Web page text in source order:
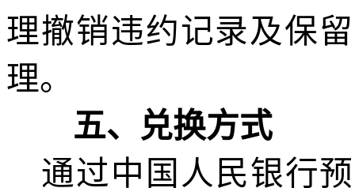
理撤销违约记录及保
理。
五、兑换方式
通过中国人民银行